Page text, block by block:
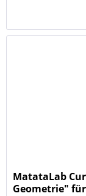
MatataLab
Geometrie"